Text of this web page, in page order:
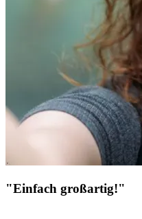
"Einfach großartig!"